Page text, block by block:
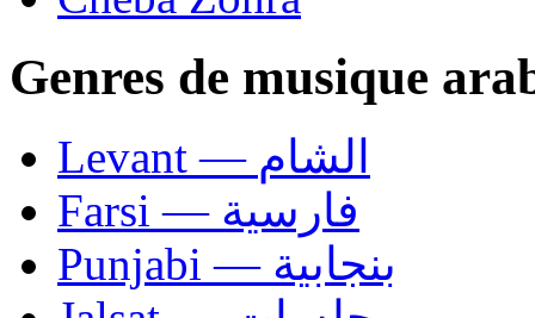
Genres de musique
Levant — الشام
Farsi — فارسية
Punjabi — بنجابية